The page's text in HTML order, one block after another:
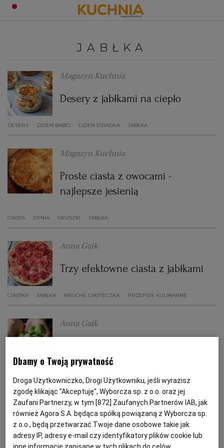
OBIADY
KOLACJE
DESERY
ZUPY
CIASTA
NAPOJE
RYBY
PRZEKĄSKI
HALLOWEEN
BOŻE NARODZENIE
KARNAWAŁ
WIELKANOC
WALENTYNKI
DOMOWE PRZYJĘCIE
KUCHNIE ŚWIATA
KUCHNIA WŁOSKA
KUCHNIA BRYTYJSKA
KUCHNIA AFRYKAŃSKA
KUCHNIA JAPOŃSKA
KUCHNIA CHIŃSKA
KUCHNIA AMERYKAŃSKA
KUCHNIA POLSKA
DANIA SEZONOWE
PORADY
SZKOŁA GOTOWANIA
PORADY
ZAKUPY
ZDROWA DIETA
DIETA
FIT PRZEPISY
DO POCZYTANIA
PODRÓŻE KULINARNE
NASZE SERWISY
CZĘSTOCHOWA
ELBLĄG
WOLNA SOBOTA
ALE HISTORIA
WYBORCZA.BIZ
WYSOKIE OBCASY
Zaloguj się
JABŁKA
Magazyn Kuchnia
Desery z jabłkami na ciepło
DESERY DZIEŃ BABCI DZIEŃ DZIADKA JABŁKA
Magazyn Kuchnia
Proste ciasta z owocami -
najlepsze jesienią
CIASTA DYNIA GRUSZKI JABŁKA
Anna Gaik
Trzy efektowne ciasta z jabłkami
CIASTKA JABŁKA KRUCHE CIASTECZKA PRZEPISY KULINARNE
Anna Gaik
Jakie owoce i warzywa jeść w
okresie jesienno-zimowym?
BERBERYS BRUKSELKA JABŁKA KASZTANY
Anna Gaik
Dbamy o Twoją prywatność
Droga Użytkowniczko, Drogi Użytkowniku, jeśli wyrazisz
zgodę klikając "Akceptuję", Wyborcza sp. z o.o. oraz jej
Zaufani Partnerzy, w tym [872] Zaufanych Partnerów IAB, jak
również Agora S.A. będąca spółką powiązaną z Wyborcza sp.
z o.o., będą przetwarzać Twoje dane osobowe takie jak
adresy IP, adresy e-mail czy identyfikatory plików cookie lub